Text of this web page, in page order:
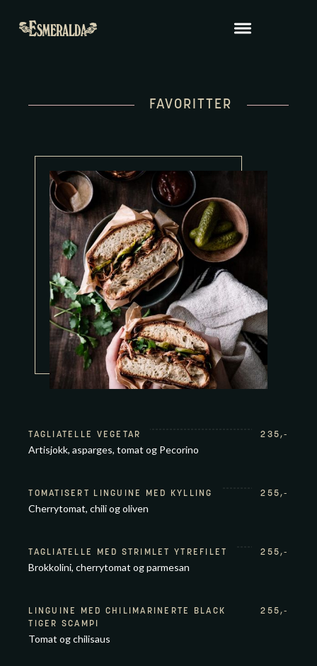
FAVORITTER
TAGLIATELLE VEGETAR 235,-
Artisjokk, asparges, tomat og Pecorino
TOMATISERT LINGUINE MED KYLLING 255,-
Cherrytomat, chili og oliven
TAGLIATELLE MED STRIMLET YTREFILET 255,-
Brokkolini, cherrytomat og parmesan
LINGUINE MED CHILIMARINERTE BLACK
TIGER SCAMPI
255,-
Tomat og chilisaus